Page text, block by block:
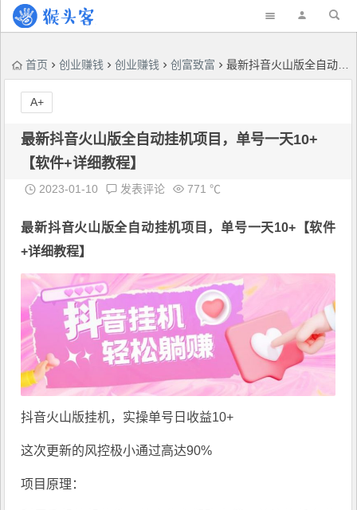
首页 创业赚钱 创业赚钱 创富致富 最新抖音火山版全自动挂机项目，单号一天10+【软件+详细教程】
最新抖音火山版全自动挂机项目，单号一天10+
【软件+详细教程】
2023-01-10 发表评论 771 ℃
最新抖音火山版全自动挂机项目 ，单号一天10+【软件
+详细教程】
抖音火山版挂机，实操单号日收益10+
这次更新的风控极小通过高达90%
项目原理：
A+